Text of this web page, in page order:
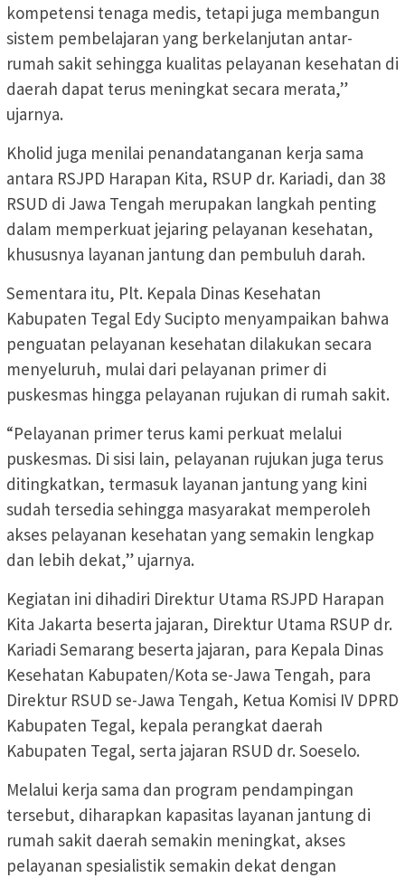
kompetensi tenaga medis, tetapi juga membangun
sistem pembelajaran yang berkelanjutan antar-
rumah sakit sehingga kualitas pelayanan kesehatan di
daerah dapat terus meningkat secara merata,”
ujarnya.
Kholid juga menilai penandatanganan kerja sama
antara RSJPD Harapan Kita, RSUP dr. Kariadi, dan 38
RSUD di Jawa Tengah merupakan langkah penting
dalam memperkuat jejaring pelayanan kesehatan,
khususnya layanan jantung dan pembuluh darah.
Sementara itu, Plt. Kepala Dinas Kesehatan
Kabupaten Tegal Edy Sucipto menyampaikan bahwa
penguatan pelayanan kesehatan dilakukan secara
menyeluruh, mulai dari pelayanan primer di
puskesmas hingga pelayanan rujukan di rumah sakit.
“Pelayanan primer terus kami perkuat melalui
puskesmas. Di sisi lain, pelayanan rujukan juga terus
ditingkatkan, termasuk layanan jantung yang kini
sudah tersedia sehingga masyarakat memperoleh
akses pelayanan kesehatan yang semakin lengkap
dan lebih dekat,” ujarnya.
Kegiatan ini dihadiri Direktur Utama RSJPD Harapan
Kita Jakarta beserta jajaran, Direktur Utama RSUP dr.
Kariadi Semarang beserta jajaran, para Kepala Dinas
Kesehatan Kabupaten/Kota se-Jawa Tengah, para
Direktur RSUD se-Jawa Tengah, Ketua Komisi IV DPRD
Kabupaten Tegal, kepala perangkat daerah
Kabupaten Tegal, serta jajaran RSUD dr. Soeselo.
Melalui kerja sama dan program pendampingan
tersebut, diharapkan kapasitas layanan jantung di
rumah sakit daerah semakin meningkat, akses
pelayanan spesialistik semakin dekat dengan